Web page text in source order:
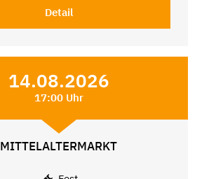
Detail
14.08.2026
17:00 Uhr
MITTELALTERMARKT